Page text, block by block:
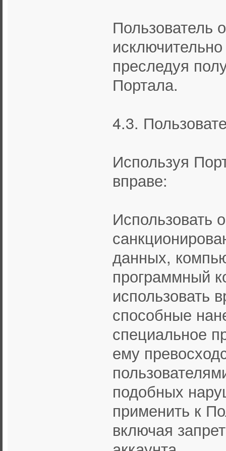
Пользователь
преследуя
Портала.
4.3.
Используя
вправе:
Использовать
данных,
программный
использовать
способные
специальное
ему
подобных
применить к
включая